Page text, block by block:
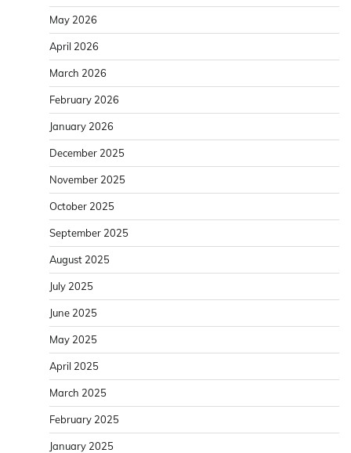
May 2026
April 2026
March 2026
February 2026
January 2026
December 2025
November 2025
October 2025
September 2025
August 2025
July 2025
June 2025
May 2025
April 2025
March 2025
February 2025
January 2025